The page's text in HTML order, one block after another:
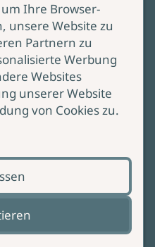
Produktsicherheit
Bei Fragen zur Produktsicherheit
wenden Sie sich bitte an
Ihre Browser-
unsere Website zu
Partnern zu
Werbung
Websites
unserer Website
von Cookies zu.